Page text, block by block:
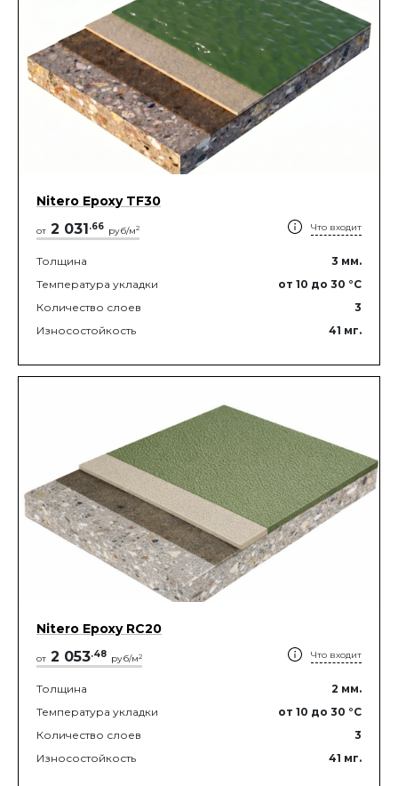
Nitero Epoxy TF30
от 2 031.66 руб/м2 Что входит
Толщина 3 мм.
Температура укладки
от 10 до 30 °C
Количество слоев
3
Износостойкость
41 мг.
Nitero Epoxy RС20
от 2 053.48 руб/м2 Что входит
Толщина 2 мм.
Температура укладки
от 10 до 30 °C
Количество слоев
3
Износостойкость
41 мг.